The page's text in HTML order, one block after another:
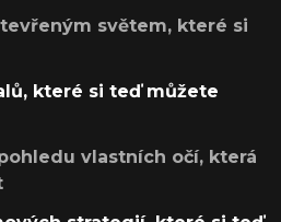
světem, které si
které si teď můžete
vlastních očí, která